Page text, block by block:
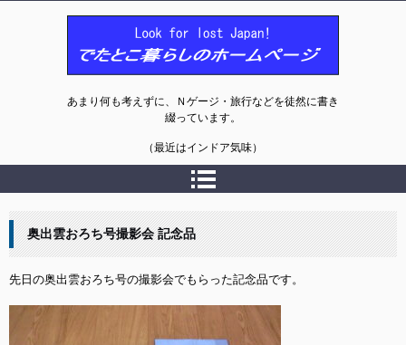
あまり何も考えずに、Ｎゲージ・旅行などを徒然に書き
綴っています。
（最近はインドア気味）
奥出雲おろち号撮影会 記念品
先日の奥出雲おろち号の撮影会でもらった記念品です。